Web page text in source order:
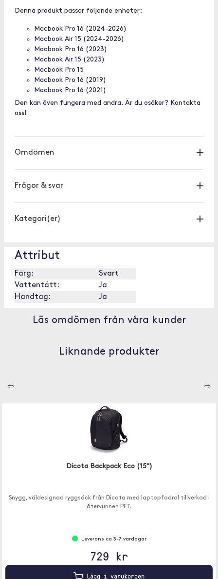
Denna produkt passar följande enheter:
Macbook Pro 16 (2024-2026)
Macbook Air 15 (2024-2026)
Macbook Pro 16 (2023)
Macbook Air 15 (2023)
Macbook Pro 15
Macbook Pro 16 (2019)
Macbook Pro 16 (2021)
Den kan även fungera med andra. Är du osäker? Kontakta
oss!
Omdömen
Frågor & svar
Kategori(er)
Attribut
Färg:
Svart
Vattentätt:
Ja
Handtag:
Ja
Läs omdömen från våra kunder
Liknande produkter
⇦ ⇨
Dicota Backpack Eco (15")
Snygg, väldesignad ryggsäck från Dicota med laptopfodral tillverkad i
återvunnen PET.
Leverans ca 3-7 vardagar
729 kr
Lägg i varukorgen